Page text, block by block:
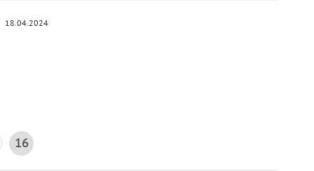
18.04.2024
16